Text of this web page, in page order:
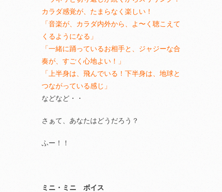
カラダ感覚が、たまらなく楽しい！
「音楽が、カラダ内外から、よ〜く聴こえて
くるようになる」
「一緒に踊っているお相手と、ジャジーな合
奏が、すごく心地よい！」
「上半身は、飛んでいる！下半身は、地球と
つながっている感じ」
などなど・・
さぁて、あなたはどうだろう？
ふー！！
ミニ・ミニ ボイス